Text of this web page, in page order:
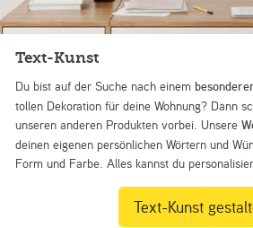
Text-Kunst
Du bist auf der Suche nach einem
tollen Dekoration für deine Wohnung? Dann
unseren anderen Produkten vorbei. Unsere
deinen eigenen persönlichen Wörtern und
Form und Farbe. Alles kannst du
Text-Kunst